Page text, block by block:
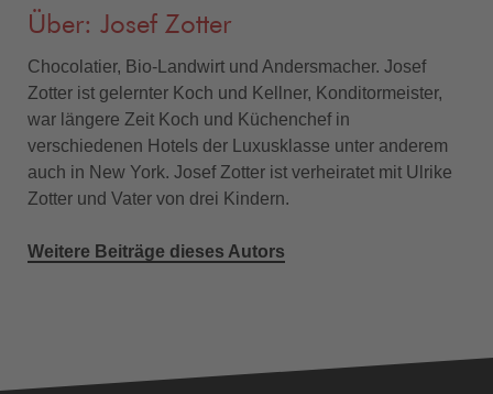
Über: Josef Zotter
Chocolatier, Bio-Landwirt und Andersmacher. Josef
Zotter ist gelernter Koch und Kellner, Konditormeister,
war längere Zeit Koch und Küchenchef in
verschiedenen Hotels der Luxusklasse unter anderem
auch in New York. Josef Zotter ist verheiratet mit Ulrike
Zotter und Vater von drei Kindern.
Weitere Beiträge dieses Autors